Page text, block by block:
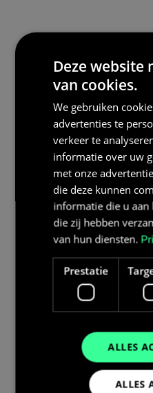
Het kiezen van de ‘beste
Deze website
van cookies.
We gebruiken
advertenties te
verkeer te
informatie over uw
met onze
die deze kunnen
informatie die u
die zij hebben
van hun diensten.
Prestatie
ALLES
ALLES